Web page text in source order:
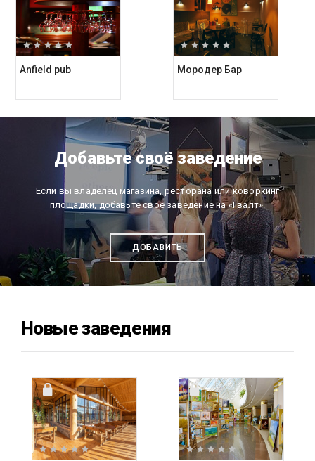
Anfield pub Мородер Бар
Добавьте своё заведение
Если вы владелец магазина, ресторана или коворкинг
площадки, добавьте свое заведение на «Гвалт».
ДОБАВИТЬ
Новые заведения